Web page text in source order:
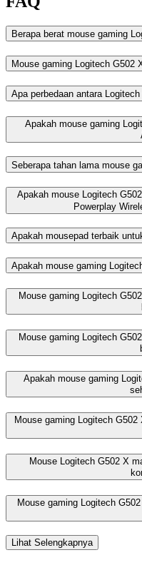
Berapa berat mouse gaming
Mouse gaming Logitech G502
Apa perbedaan antara
Apakah mouse gaming
Seberapa tahan lama mouse
Apakah mouse Logitech
Powerplay
Apakah mousepad terbaik
Apakah mouse gaming
Mouse gaming Logitech
Mouse gaming Logitech
Apakah mouse gaming
Mouse gaming Logitech
Mouse Logitech G502 X
Mouse gaming Logitech
Lihat Selengkapnya